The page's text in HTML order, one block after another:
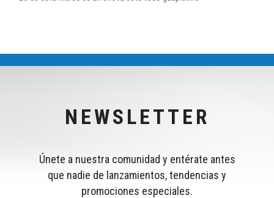
NEWSLETTER
Únete a nuestra comunidad y entérate antes
que nadie de lanzamientos, tendencias y
promociones especiales.